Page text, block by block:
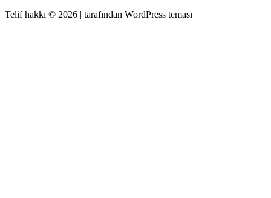
Telif hakkı © 2026 | tarafından WordPress teması